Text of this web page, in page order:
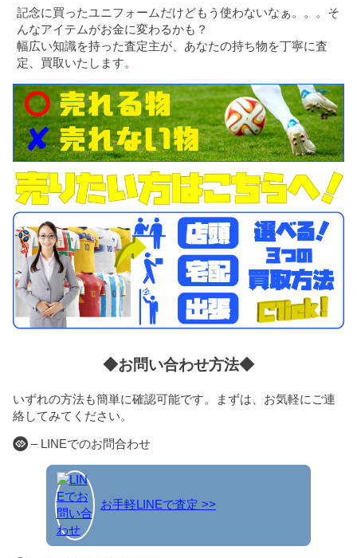
記念に買ったユニフォームだけどもう使わないなぁ。。。そ
んなアイテムがお金に変わるかも？
幅広い知識を持った査定主が、あなたの持ち物を丁寧に査
定、買取いたします。
◆お問い合わせ方法◆
いずれの方法も簡単に確認可能です。まずは、お気軽にご連
絡してみてください。
– LINEでのお問合わせ
お手軽LINEで査定 >>